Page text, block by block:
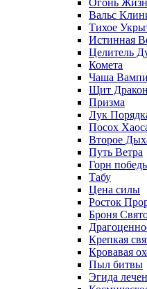
Огонь
Вальс
Тихое
Истинная
Целитель
Комета
Чаша
Щит
Призма
Лук
Посох
Второе
Путь Ветра
Горн
Табу
Цена силы
Росток
Броня
Крепкая
Кровавая
Пыл битвы
Эгида